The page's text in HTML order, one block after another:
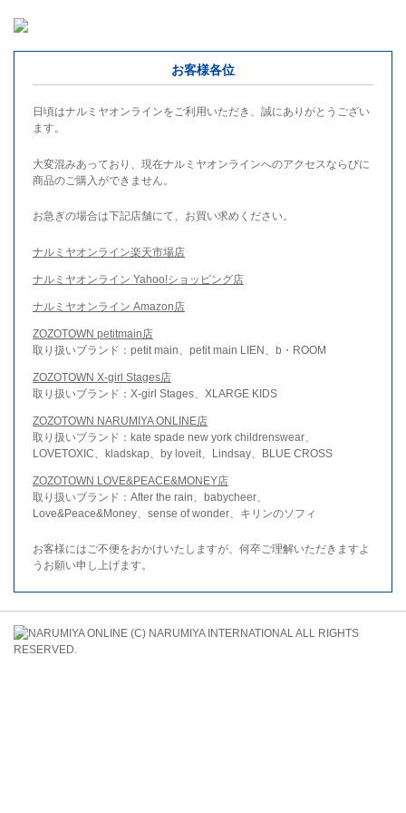
お客様各位
日頃はナルミヤオンラインをご利用いただき、誠にありがとうござい
ます。
大変混みあっており、現在ナルミヤオンラインへのアクセスならびに
商品のご購入ができません。
お急ぎの場合は下記店舗にて、お買い求めください。
ナルミヤオンライン楽天市場店
ナルミヤオンライン Yahoo!ショッピング店
ナルミヤオンライン Amazon店
ZOZOTOWN petitmain店
取り扱いブランド：petit main、petit main LIEN、b・ROOM
ZOZOTOWN X-girl Stages店
取り扱いブランド：X-girl Stages、XLARGE KIDS
ZOZOTOWN NARUMIYA ONLINE店
取り扱いブランド：kate spade new york childrenswear、
LOVETOXIC、kladskap、by loveit、Lindsay、BLUE CROSS
ZOZOTOWN LOVE&PEACE&MONEY店
取り扱いブランド：After the rain、babycheer、
Love&Peace&Money、sense of wonder、キリンのソフィ
お客様にはご不便をおかけいたしますが、何卒ご理解いただきますよ
うお願い申し上げます。